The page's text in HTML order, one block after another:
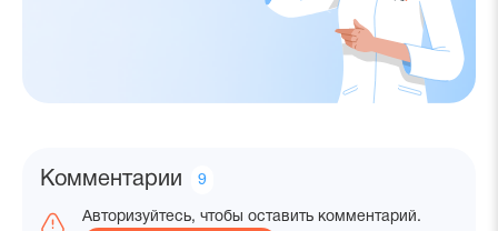
Комментарии
Количество
9
Авторизуйтесь, чтобы оставить комментарий.